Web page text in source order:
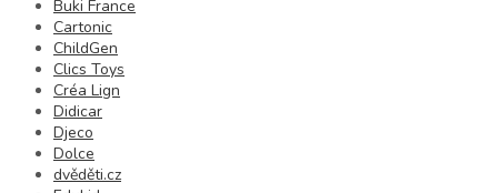
Buki France
Cartonic
ChildGen
Clics Toys
Créa Lign
Didicar
Djeco
Dolce
dvěděti.cz